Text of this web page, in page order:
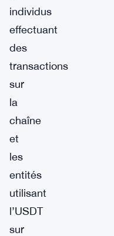
individus
effectuant
des
transactions
sur
la
chaîne
et
les
entités
utilisant
l’USDT
sur